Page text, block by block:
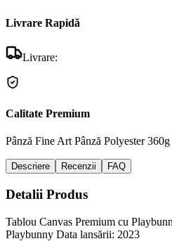
Livrare Rapidă
Livrare:
Calitate Premium
Pânză Fine Art Pânză Polyester 360g
Descriere Recenzii FAQ
Detalii Produs
Tablou Canvas Premium cu
Playbunny Data lansării: 2023